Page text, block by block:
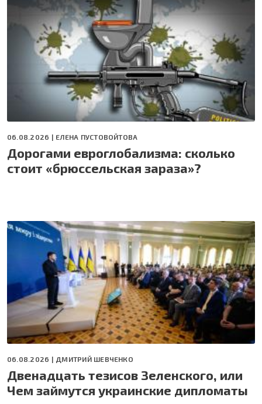
06.08.2026 | ЕЛЕНА ПУСТОВОЙТОВА
Дорогами евроглобализма: сколько
стоит «брюссельская зараза»?
06.08.2026 | ДМИТРИЙ ШЕВЧЕНКО
Двенадцать тезисов Зеленского, или
Чем займутся украинские дипломаты